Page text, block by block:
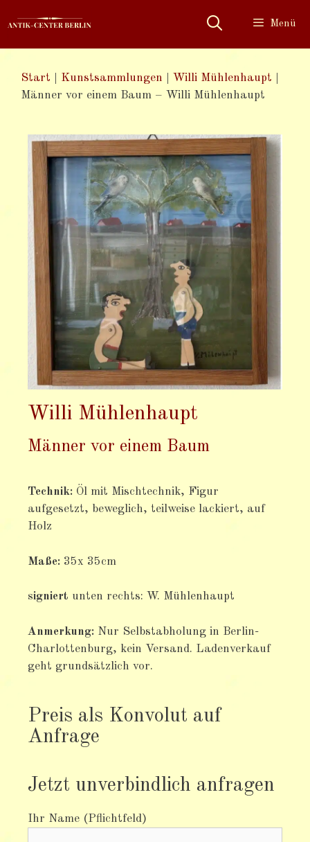
Menü
Start Kunstsammlungen Willi Mühlenhaupt
Männer vor einem Baum – Willi Mühlenhaupt
Willi Mühlenhaupt
Männer vor einem Baum
Technik: Öl mit Mischtechnik, Figur
aufgesetzt, beweglich, teilweise lackiert, auf
Holz
Maße: 35x 35cm
signiert unten rechts: W. Mühlenhaupt
Anmerkung: Nur Selbstabholung in Berlin-
Charlottenburg, kein Versand. Ladenverkauf
geht grundsätzlich vor.
Preis als Konvolut auf
Anfrage
Jetzt unverbindlich anfragen
Ihr Name (Pflichtfeld)